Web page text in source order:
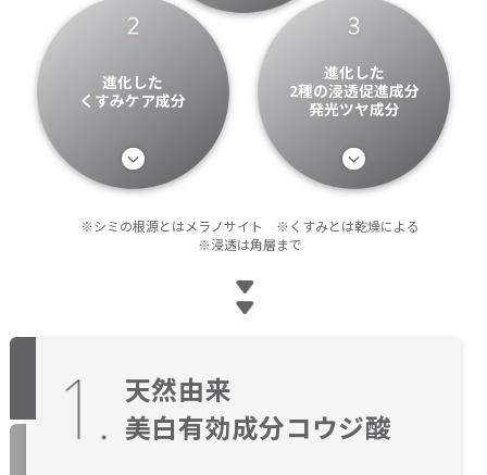
【定期便】ONE BY KOSE
メラノショット P 本品
（レギュラー）
税込6,270円
進化した
くすみケア成分
進化した
2種の浸透促進成分
発光ツヤ成分
※シミの根源とはメラノサイト ※くすみとは乾燥による
※浸透は角層まで
天然由来
美白有効成分コウジ酸
【定期便】ONE BY KOSE
メラノショット P 本品
（レギュラー）
税込6,270円